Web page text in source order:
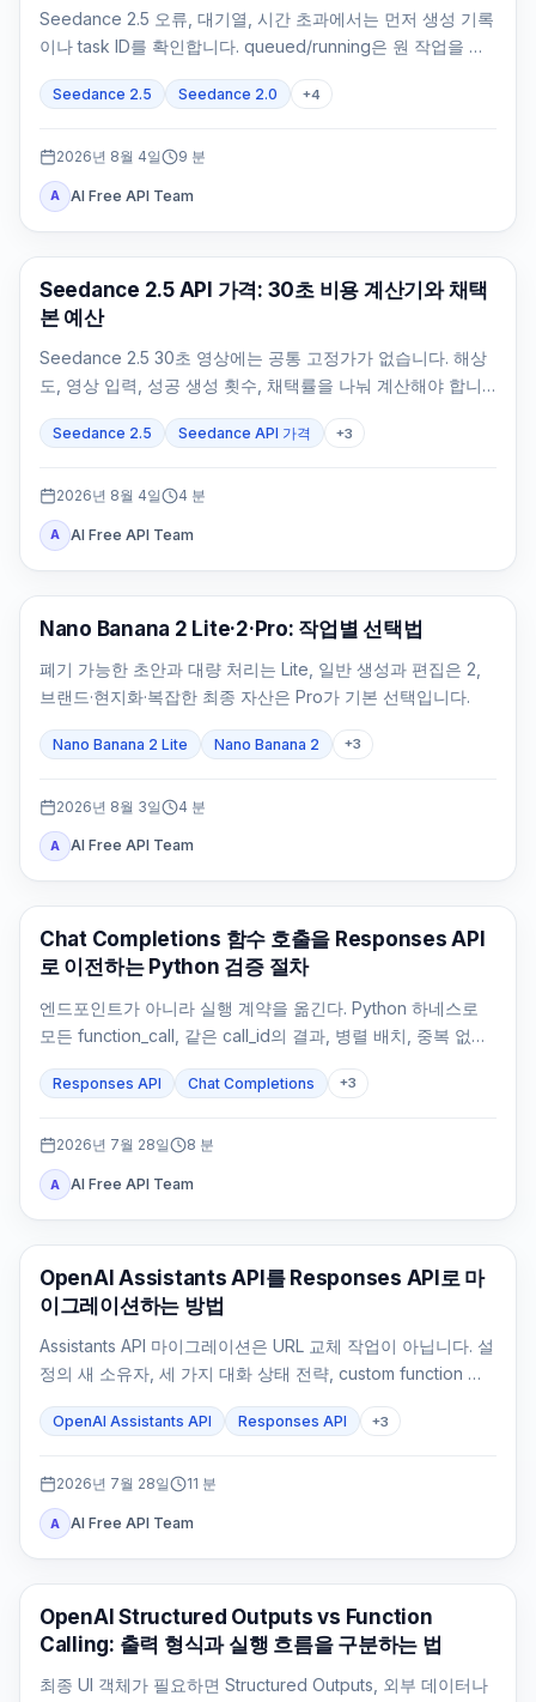
Seedance 2.5 오류, 대기열, 시간 초과에서는 먼저 생성 기록
이나 task ID를 확인합니다. queued/running은 원 작업을 조
Seedance 2.5 Seedance 2.0 +4
2026년 8월 4일 9 분
A AI Free API Team
AI 비디오 생성
Seedance 2.5 API 가격: 30초 비용 계산기와 채택
본 예산
Seedance 2.5 30초 영상에는 공통 고정가가 없습니다. 해상
도, 영상 입력, 성공 생성 횟수, 채택률을 나눠 계산해야 합니
Seedance 2.5 Seedance API 가격 +3
2026년 8월 4일 4 분
A AI Free API Team
AI 이미지 모델
Nano Banana 2 Lite·2·Pro: 작업별 선택법
폐기 가능한 초안과 대량 처리는 Lite, 일반 생성과 편집은 2,
브랜드·현지화·복잡한 최종 자산은 Pro가 기본 선택입니다.
Nano Banana 2 Lite Nano Banana 2 +3
2026년 8월 3일 4 분
A AI Free API Team
API 가이드
Chat Completions 함수 호출을 Responses API
로 이전하는 Python 검증 절차
엔드포인트가 아니라 실행 계약을 옮긴다. Python 하네스로
모든 function_call, 같은 call_id의 결과, 병렬 배치, 중복 없는
Responses API Chat Completions +3
2026년 7월 28일 8 분
A AI Free API Team
API 가이드
OpenAI Assistants API를 Responses API로 마
이그레이션하는 방법
Assistants API 마이그레이션은 URL 교체 작업이 아닙니다. 설
정의 새 소유자, 세 가지 대화 상태 전략, custom function 실
행 루프, File Search, 기존 Thread 처리와 rollback 기준을
먼저 정해야 합니다.
OpenAI Assistants API Responses API +3
2026년 7월 28일 11 분
A AI Free API Team
OpenAI API
OpenAI Structured Outputs vs Function
Calling: 출력 형식과 실행 흐름을 구분하는 법
최종 UI 객체가 필요하면 Structured Outputs, 외부 데이터나